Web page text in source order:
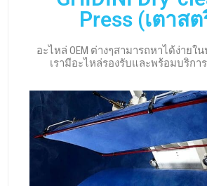
Press (เตาส
อะไหล่ OEM ต่างๆสามารถหาได้ง่ายใ
เรามีอะไหล่รองรับและพร้อมบริกา